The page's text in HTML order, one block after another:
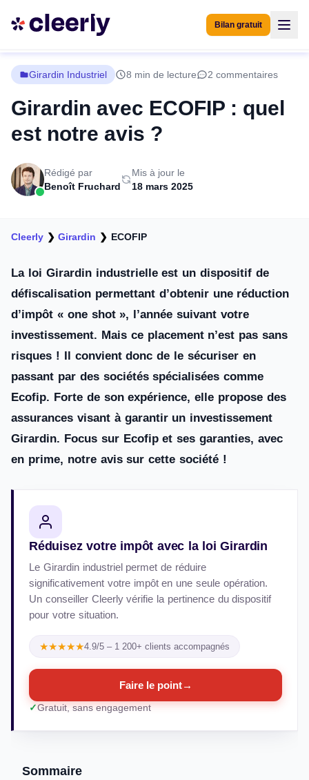
Bilan gratuit
Girardin Industriel 8 min de lecture 2 commentaires
Girardin avec ECOFIP : quel
est notre avis ?
Rédigé par
Benoît Fruchard
Mis à jour le
18 mars 2025
Cleerly ❯Girardin ❯ ECOFIP
La loi Girardin industrielle est un dispositif de
défiscalisation permettant d’obtenir une réduction
d’impôt « one shot », l’année suivant votre
investissement. Mais ce placement n’est pas sans
risques ! Il convient donc de le sécuriser en
passant par des sociétés spécialisées comme
Ecofip. Forte de son expérience, elle propose des
assurances visant à garantir un investissement
Girardin. Focus sur Ecofip et ses garanties, avec
en prime, notre avis sur cette société !
Réduisez votre impôt avec la loi Girardin
Le Girardin industriel permet de réduire
significativement votre impôt en une seule opération.
Un conseiller Cleerly vérifie la pertinence du dispositif
pour votre situation.
★★★★★4.9/5 – 1 200+ clients accompagnés
Faire le point→
Gratuit, sans engagement
Sommaire